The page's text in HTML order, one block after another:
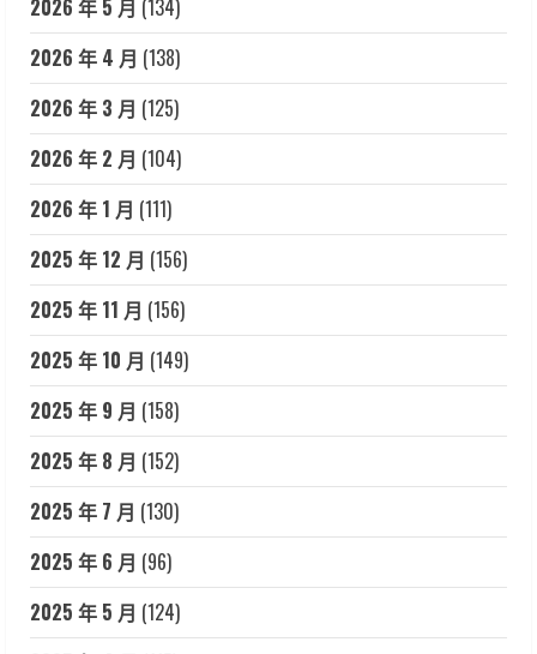
2026 年 5 月 (134)
2026 年 4 月 (138)
2026 年 3 月 (125)
2026 年 2 月 (104)
2026 年 1 月 (111)
2025 年 12 月 (156)
2025 年 11 月 (156)
2025 年 10 月 (149)
2025 年 9 月 (158)
2025 年 8 月 (152)
2025 年 7 月 (130)
2025 年 6 月 (96)
2025 年 5 月 (124)